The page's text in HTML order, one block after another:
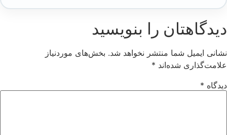
دیدگاهتان را بنویسید
نشانی ایمیل شما منتشر نخواهد شد. بخش‌های موردنیاز
علامت‌گذاری شده‌اند *
دیدگاه *